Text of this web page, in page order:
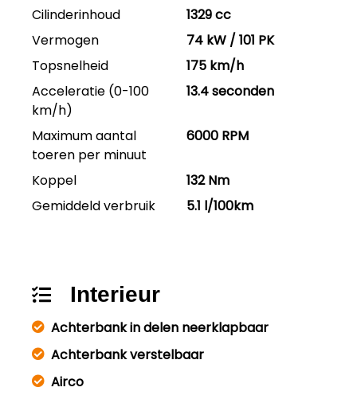
Cilinderinhoud
1329 cc
Vermogen
74 kW / 101 PK
Topsnelheid
175 km/h
Acceleratie (0-100
km/h)
13.4 seconden
Maximum aantal
toeren per minuut
6000 RPM
Koppel
132 Nm
Gemiddeld verbruik
5.1 l/100km
Interieur
Achterbank in delen neerklapbaar
Achterbank verstelbaar
Airco